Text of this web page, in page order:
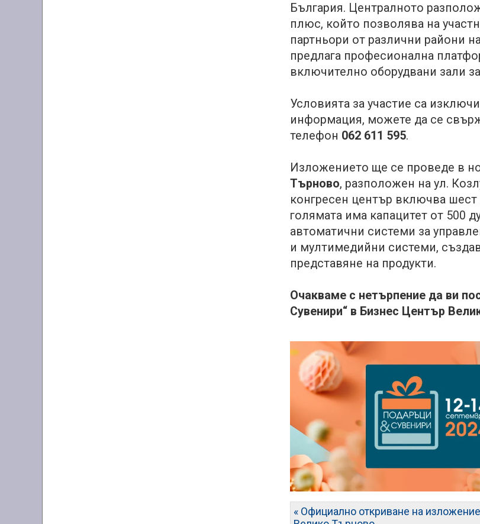
България. Централното
плюс, който позволява на
партньори от различни райони
предлага професионална
включително оборудвани зали
Условията за участие са
информация, можете да се
телефон 062 611 595.
Изложението ще се проведе в
Търново, разположен на ул.
конгресен център включва
голямата има капацитет от 500
автоматични системи за
и мултимедийни системи,
представяне на продукти.
Очакваме с нетърпение да ви
Сувенири“ в Бизнес Център
« Официално откриване на